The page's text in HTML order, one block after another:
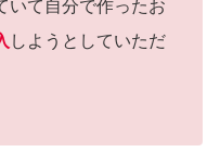
いて自分で作ったお
しようとしていただ